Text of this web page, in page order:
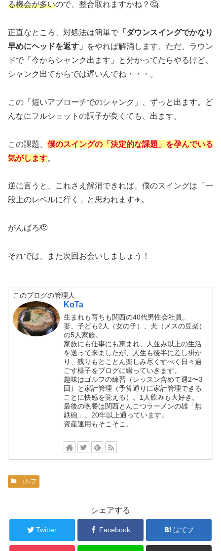
る機会が多いので、整合取れますかね？🤔
正直なところ、対処法は簡単で 「ダウンスイングでかなり
早めにヘッドを返す」
をやれば解消します。ただ、ラウン
ドで「今からシャンク出ます」と分かってたらやるけど、
シャンク出てからでは遅いんでね・・・。
この「短いアプローチでのシャンク」、ずっと出ます。ど
んなにフルショットの調子が良くても、出ます。
この課題、 僕のスイングの「決定的な課題」を孕んでいる
気がします。
逆に言うと、これさえ解消できれば、僕のスイングは「一
段上のレベルに行く」と思われます✈️。
がんばろ🫡
それでは、また次回お会いしましょう！
このブログの管理人
KoTa
生まれも育ちも関西の40代男性会社員。
妻、子ども2人（女の子）、犬（メスの豆柴）
の5人家族。
家族にも仕事にも恵まれ、人並み以上の生活
を送って来ましたが、人生も後半に差し掛か
り、残りもとことん楽しみ尽くすべく日々過
ごす様子をブログに綴っていきます。
趣味はゴルフの練習（レッスン含めて週2〜3
回）と家計管理（予算通りに家計管理できる
ことに快感を覚える）。1人飲みも大好き。
最後の晩餐は関西とんこつラーメンの雄「無
鉄砲」。20年以上通っています。
資産運用もそこそこ。
ゴルフ
シェアする
Twitter Facebook はてブ